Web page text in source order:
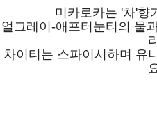
미카로카는 '차'향
얼그레이-애프터눈티의 물
차이티는 스파이시하며 유